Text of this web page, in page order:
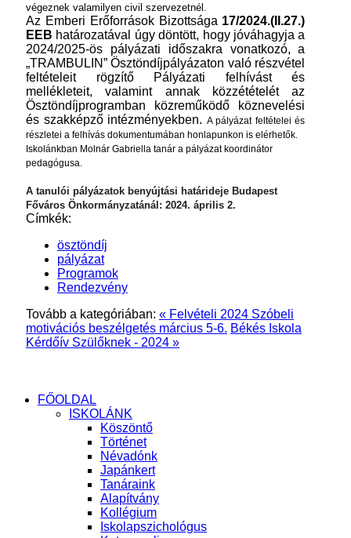
végeznek valamilyen civil szervezetnél.
Az Emberi Erőforrások Bizottsága 17/2024.(II.27.)
EEB határozatával úgy döntött, hogy jóváhagyja a
2024/2025-ös pályázati időszakra vonatkozó, a
„TRAMBULIN” Ösztöndíjpályázaton való részvétel
feltételeit rögzítő Pályázati felhívást és
mellékleteit, valamint annak közzétételét az
Ösztöndíjprogramban közreműködő köznevelési
és szakképző intézményekben. A pályázat feltételei és
részletei a felhívás dokumentumában honlapunkon is elérhetők.
Iskolánkban Molnár Gabriella tanár a pályázat koordinátor
pedagógusa.
A tanulói pályázatok benyújtási határideje Budapest
Főváros Önkormányzatánál: 2024. április 2.
Címkék:
ösztöndíj
pályázat
Programok
Rendezvény
Tovább a kategóriában: « Felvételi 2024 Szóbeli
motivációs beszélgetés március 5-6. Békés Iskola
Kérdőív Szülőknek - 2024 »
FŐOLDAL
ISKOLÁNK
Köszöntő
Történet
Névadónk
Japánkert
Tanáraink
Alapítvány
Kollégium
Iskolapszichológus